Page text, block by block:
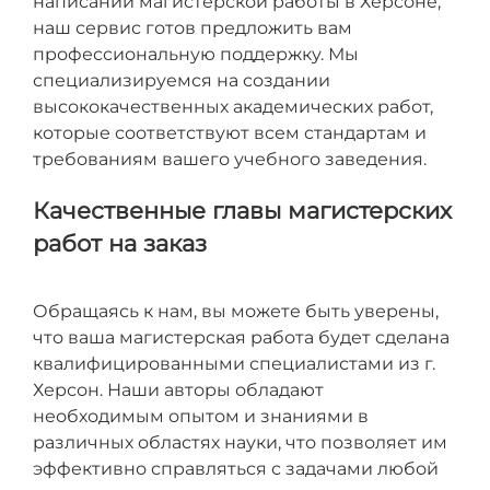
наш сервис готов предложить вам
профессиональную поддержку. Мы
специализируемся на создании
высококачественных академических работ,
которые соответствуют всем стандартам и
требованиям вашего учебного заведения.
Качественные главы магистерских
работ на заказ
Обращаясь к нам, вы можете быть уверены,
что ваша магистерская работа будет сделана
квалифицированными специалистами из г.
Херсон. Наши авторы обладают
необходимым опытом и знаниями в
различных областях науки, что позволяет им
эффективно справляться с задачами любой